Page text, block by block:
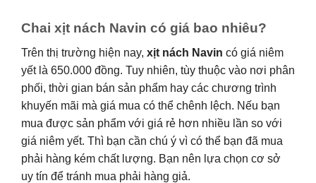
Chai xịt nách Navin có giá bao nhiêu?
Trên thị trường hiện nay, xịt nách Navin có giá niêm
yết là 650.000 đồng. Tuy nhiên, tùy thuộc vào nơi phân
phối, thời gian bán sản phẩm hay các chương trình
khuyến mãi mà giá mua có thể chênh lệch. Nếu bạn
mua được sản phẩm với giá rẻ hơn nhiều lần so với
giá niêm yết. Thì bạn cần chú ý vì có thể bạn đã mua
phải hàng kém chất lượng. Bạn nên lựa chọn cơ sở
uy tín để tránh mua phải hàng giả.